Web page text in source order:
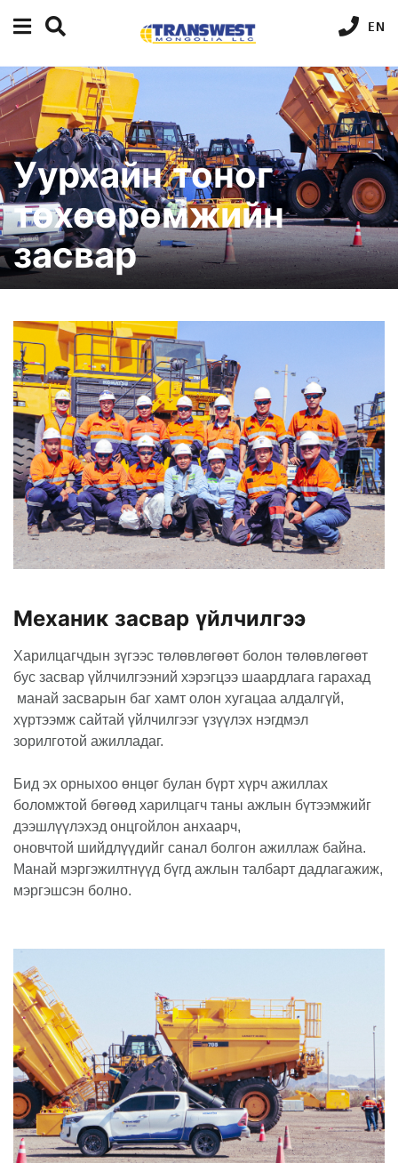
EN
Уурхайн тоног
төхөөрөмжийн
засвар
Механик засвар үйлчилгээ
Харилцагчдын зүгээс төлөвлөгөөт болон төлөвлөгөөт
бус засвар үйлчилгээний хэрэгцээ шаардлага гарахад
манай засварын баг хамт олон хугацаа алдалгүй,
хүртээмж сайтай үйлчилгээг үзүүлэх нэгдмэл
зорилготой ажилладаг.
Бид эх орныхоо өнцөг булан бүрт хүрч ажиллах
боломжтой бөгөөд харилцагч таны ажлын бүтээмжийг
дээшлүүлэхэд онцгойлон анхаарч,
оновчтой шийдлүүдийг санал болгон ажиллаж байна.
Манай мэргэжилтнүүд бүгд ажлын талбарт дадлагажиж,
мэргэшсэн болно.